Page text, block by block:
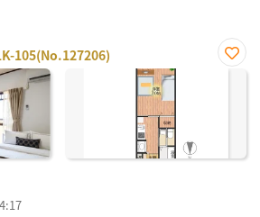
105(No.127206)
お気